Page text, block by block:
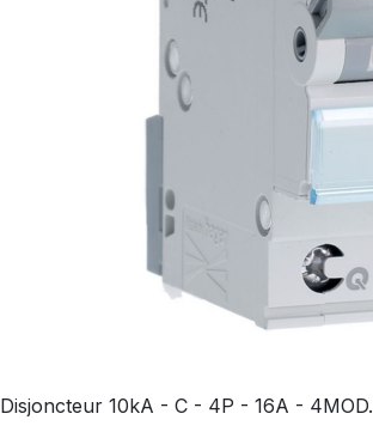
Disjoncteur 10kA - C - 4P - 16A - 4MOD.